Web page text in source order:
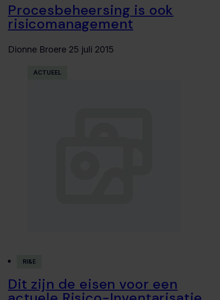
Procesbeheersing is ook
risicomanagement
Dionne Broere 25 juli 2015
ACTUEEL
RI&E
Dit zijn de eisen voor een